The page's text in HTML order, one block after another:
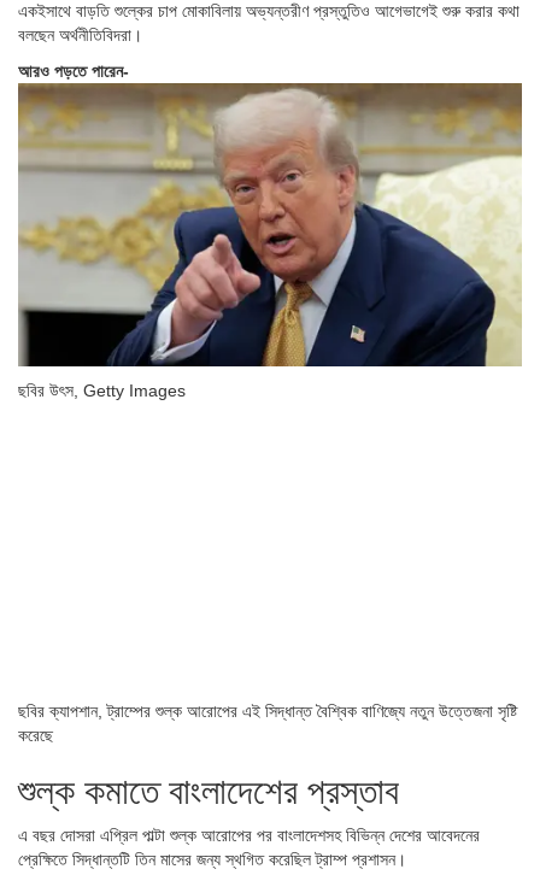
একইসাথে বাড়তি শুল্কের চাপ মোকাবিলায় অভ্যন্তরীণ প্রস্তুতিও আগেভাগেই শুরু করার কথা
বলছেন অর্থনীতিবিদরা।
আরও পড়তে পারেন-
ছবির উৎস, Getty Images
ছবির ক্যাপশান,ট্রাম্পের শুল্ক আরোপের এই সিদ্ধান্ত বৈশ্বিক বাণিজ্যে নতুন উত্তেজনা সৃষ্টি
করেছে
শুল্ক কমাতে বাংলাদেশের প্রস্তাব
এ বছর দোসরা এপ্রিল পাল্টা শুল্ক আরোপের পর বাংলাদেশসহ বিভিন্ন দেশের আবেদনের
প্রেক্ষিতে সিদ্ধান্তটি তিন মাসের জন্য স্থগিত করেছিল ট্রাম্প প্রশাসন।